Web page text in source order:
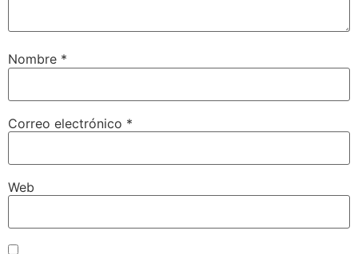
Nombre *
Correo electrónico *
Web